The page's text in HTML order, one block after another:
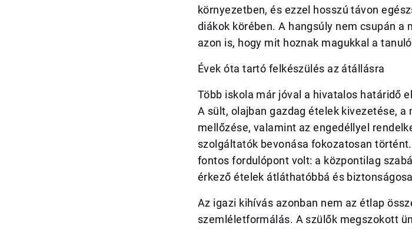
környezetben, és ezzel hosszú távon
diákok körében. A hangsúly nem csupán a
azon is, hogy mit hoznak magukkal a
Évek óta tartó felkészülés az átállásra
Több iskola már jóval a hivatalos határidő
A sült, olajban gazdag ételek kivezetése,
mellőzése, valamint az engedéllyel
szolgáltatók bevonása fokozatosan
fontos fordulópont volt: a központilag
érkező ételek átláthatóbbá és
Az igazi kihívás azonban nem az étlap
szemléletformálás. A szülők megszokott